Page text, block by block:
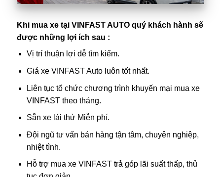
Khi mua xe tại VINFAST AUTO quý khách hành sẽ
được những lợi ích sau :
Vị trí thuận lợi dễ tìm kiếm.
Giá xeVINFAST Auto luôn tốt nhất.
Liên tục tổ chức chương trình khuyến mại mua xe
VINFAST theo tháng.
Sẵn xe lái thử Miễn phí.
Đội ngũ tư vấn bán hàng tận tâm, chuyên nghiệp,
nhiệt tình.
Hỗ trợ mua xe VINFAST trả góp lãi suất thấp, thủ